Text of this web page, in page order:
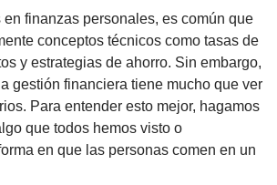
finanzas personales, es común que
conceptos técnicos como tasas de
y estrategias de ahorro. Sin embargo,
gestión financiera tiene mucho que ver
Para entender esto mejor, hagamos
que todos hemos visto o
en que las personas comen en un